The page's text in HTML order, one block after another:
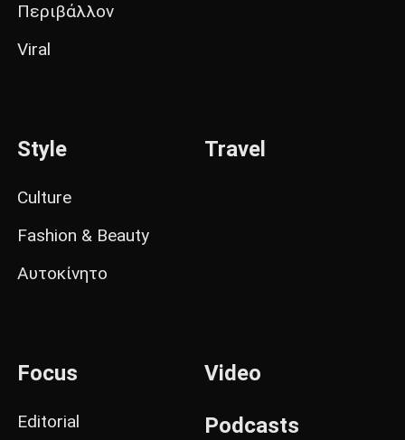
Περιβάλλον
Viral
Style
Culture
Fashion & Beauty
Αυτοκίνητο
Travel
Focus
Editorial
Video
Podcasts